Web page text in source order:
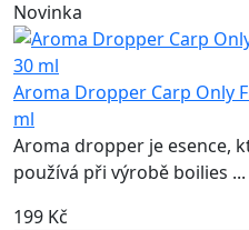
Novinka
Aroma Dropper Carp Only
ml
Aroma dropper je esence,
používá při výrobě boilies ...
199 Kč